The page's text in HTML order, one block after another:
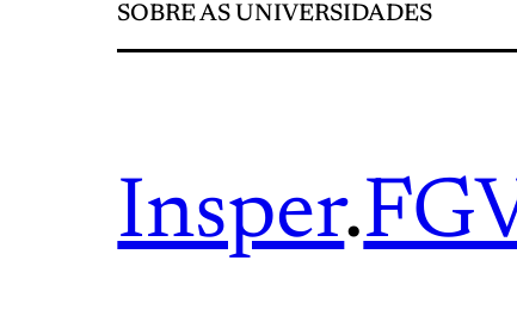
SOBRE AS UNIVERSIDADES
Insper.